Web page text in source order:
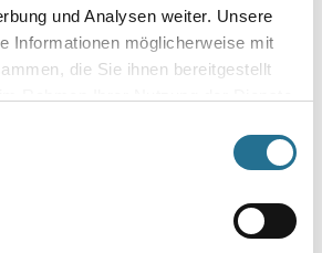
und Analysen weiter. Unsere
Informationen möglicherweise mit
die Sie ihnen bereitgestellt